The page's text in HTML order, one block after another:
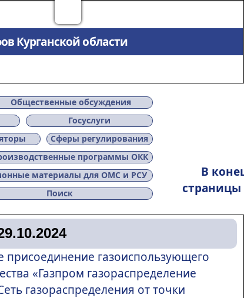
Курганской области
Общественные обсуждения
Госуслуги
Сферы регулирования
программы ОКК
материалы для ОМС и РСУ
Поиск
В
страницы
присоединение газоиспользующего
«Газпром газораспределение
газораспределения от точки